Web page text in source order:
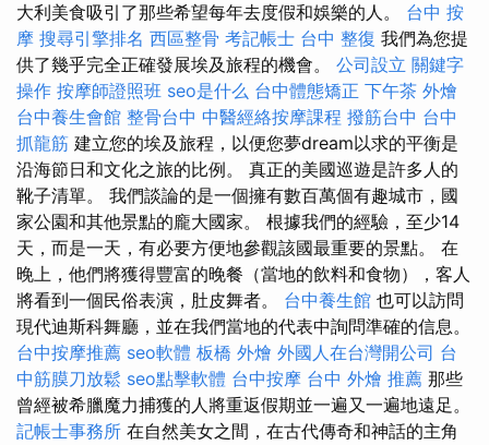
大利美食吸引了那些希望每年去度假和娛樂的人。 台中 按
摩 搜尋引擎排名 西區整骨 考記帳士 台中 整復 我們為您提
供了幾乎完全正確發展埃及旅程的機會。 公司設立 關鍵字
操作 按摩師證照班 seo是什么 台中體態矯正 下午茶 外燴
台中養生會館 整骨台中 中醫經絡按摩課程 撥筋台中 台中
抓龍筋 建立您的埃及旅程，以便您夢dream以求的平衡是
沿海節日和文化之旅的比例。 真正的美國巡遊是許多人的
靴子清單。 我們談論的是一個擁有數百萬個有趣城市，國
家公園和其他景點的龐大國家。 根據我們的經驗，至少14
天，而是一天，有必要方便地參觀該國最重要的景點。 在
晚上，他們將獲得豐富的晚餐（當地的飲料和食物），客人
將看到一個民俗表演，肚皮舞者。 台中養生館 也可以訪問
現代迪斯科舞廳，並在我們當地的代表中詢問準確的信息。
台中按摩推薦 seo軟體 板橋 外燴 外國人在台灣開公司 台
中筋膜刀放鬆 seo點擊軟體 台中按摩 台中 外燴 推薦 那些
曾經被希臘魔力捕獲的人將重返假期並一遍又一遍地遠足。
記帳士事務所 在自然美女之間，在古代傳奇和神話的主角